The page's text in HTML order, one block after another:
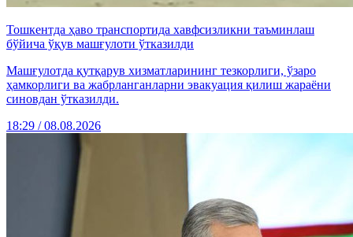
Тошкентда ҳаво транспортида хавфсизликни таъминлаш
бўйича ўқув машғулоти ўтказилди
Машғулотда қутқарув хизматларининг тезкорлиги, ўзаро
ҳамкорлиги ва жабрланганларни эвакуация қилиш жараёни
синовдан ўтказилди.
18:29 / 08.08.2026